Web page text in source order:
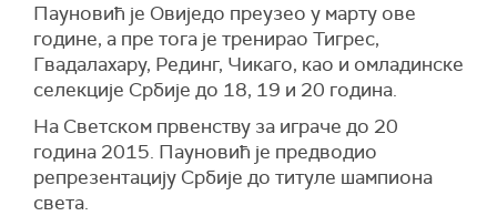
Пауновић је Овиједо преузео у марту ове
године, а пре тога је тренирао Тигрес,
Гвадалахару, Рединг, Чикаго, као и омладинске
селекције Србије до 18, 19 и 20 година.
На Светском првенству за играче до 20
година 2015. Пауновић је предводио
репрезентацију Србије до титуле шампиона
света.